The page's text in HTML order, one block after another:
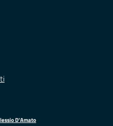
D'Amato